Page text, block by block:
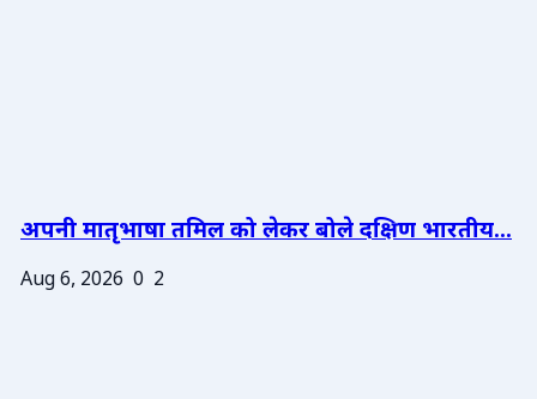
अपनी मातृभाषा तमिल को लेकर बोले दक्षिण भारतीय...
Aug 6, 2026 0 2